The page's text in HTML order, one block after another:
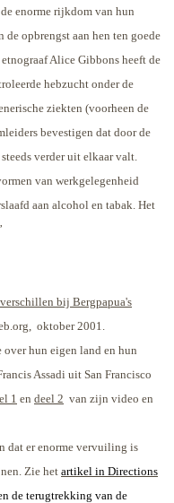
enorme rijkdom van hun
opbrengst aan hen ten goede
Alice Gibbons heeft de
hebzucht onder de
ziekten (voorheen de
bevestigen dat door de
verder uit elkaar valt.
van werkgelegenheid
aan alcohol en tabak. Het
bij Bergpapua's
oktober 2001.
hun eigen land en hun
Assadi uit San Francisco
1 en deel 2 van zijn video en
dat er enorme vervuiling is
Zie het artikel in Directions
de terugtrekking van de